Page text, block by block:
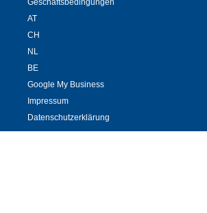
Geschäftsbedingungen
AT
CH
NL
BE
Google My Business
Impressum
Datenschutzerklärung